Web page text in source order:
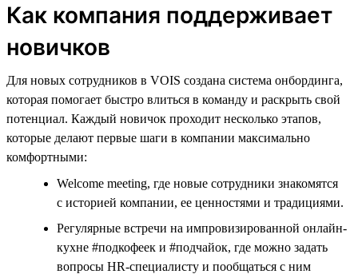
Как компания поддерживает
новичков
Для новых сотрудников в VOIS создана система онбординга,
которая помогает быстро влиться в команду и раскрыть свой
потенциал. Каждый новичок проходит несколько этапов,
которые делают первые шаги в компании максимально
комфортными:
Welcome meeting, где новые сотрудники знакомятся
с историей компании, ее ценностями и традициями.
Регулярные встречи на импровизированной онлайн-
кухне #подкофеек и #подчайок, где можно задать
вопросы HR-специалисту и пообщаться с ним